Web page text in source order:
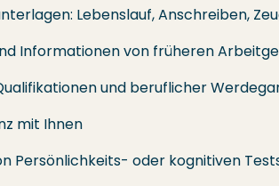
Lebenslauf, Anschreiben,
Informationen von früheren
und beruflicher
mit Ihnen
Persönlichkeits- oder kognitiven